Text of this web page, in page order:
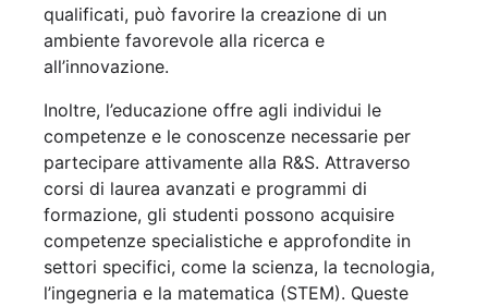
qualificati, può favorire la creazione di un
ambiente favorevole alla ricerca e
all’innovazione.
Inoltre, l’educazione offre agli individui le
competenze e le conoscenze necessarie per
partecipare attivamente alla R&S. Attraverso
corsi di laurea avanzati e programmi di
formazione, gli studenti possono acquisire
competenze specialistiche e approfondite in
settori specifici, come la scienza, la tecnologia,
l’ingegneria e la matematica (STEM). Queste